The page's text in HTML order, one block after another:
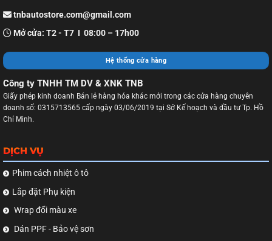
tnbautostore.com@gmail.com
Mở cửa: T2 - T7 I 08:00 – 17h00
Hệ thống cửa hàng
Công ty TNHH TM DV & XNK TNB
Giấy phép kinh doanh Bán lẻ hàng hóa khác mới trong các cửa hàng chuyên
doanh số: 0315713565 cấp ngày 03/06/2019 tại Sở Kế hoạch và đầu tư Tp. Hồ
Chí Minh.
DỊCH VỤ
Phim cách nhiệt ô tô
Lắp đặt Phụ kiện
Wrap đổi màu xe
Dán PPF - Bảo vệ sơn